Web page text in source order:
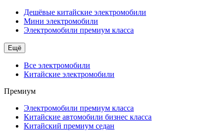
Дешёвые китайские электромобили
Мини электромобили
Электромобили премиум класса
Ещё
Все электромобили
Китайские электромобили
Премиум
Электромобили премиум класса
Китайские автомобили бизнес класса
Китайский премиум седан